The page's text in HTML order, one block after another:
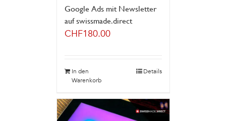
Google Ads mit Newsletter
auf swissmade.direct
CHF180.00
In den
Warenkorb
Details